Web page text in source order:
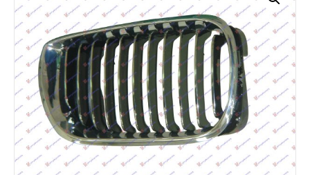
Διαλέξτε κατάσταση
ανταλλακτικού